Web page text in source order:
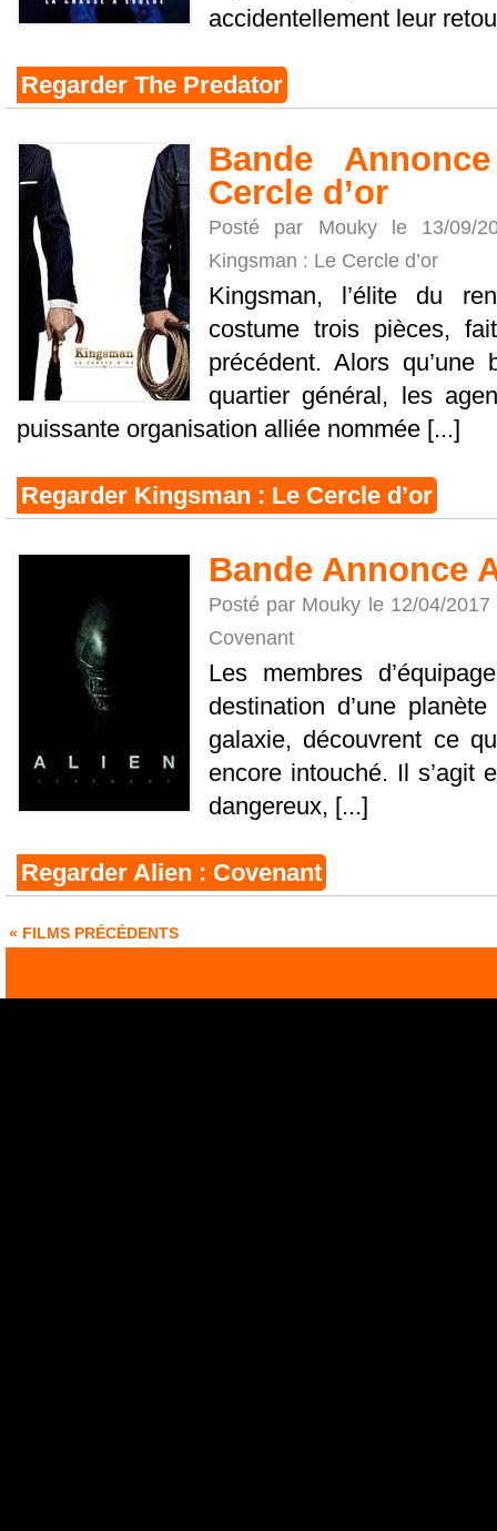
accidentellement leur
Regarder The Predator
Bande
Cercle d’or
Posté par Mouky le 13/09/
Kingsman : Le Cercle d’or
Kingsman, l’élite du
costume trois pièces,
précédent. Alors qu’une
quartier général, les
puissante organisation alliée nommée [...]
Regarder Kingsman : Le Cercle d’or
Bande Annonce
Posté par Mouky le 12/04/
Covenant
Les membres
destination d’une
galaxie, découvrent ce
encore intouché. Il s’agit
dangereux, [...]
Regarder Alien : Covenant
« FILMS PRÉCÉDENTS